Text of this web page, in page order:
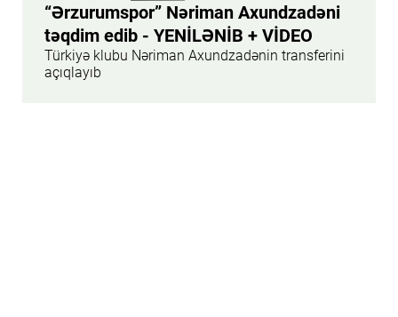
“Ərzurumspor” Nəriman Axundzadəni
təqdim edib - YENİLƏNİB + VİDEO
Türkiyə klubu Nəriman Axundzadənin transferini
açıqlayıb